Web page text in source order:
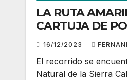
LA RUTA
CARTUJA DE
16/12/2023
El recorrido se
Natural de la Sierra